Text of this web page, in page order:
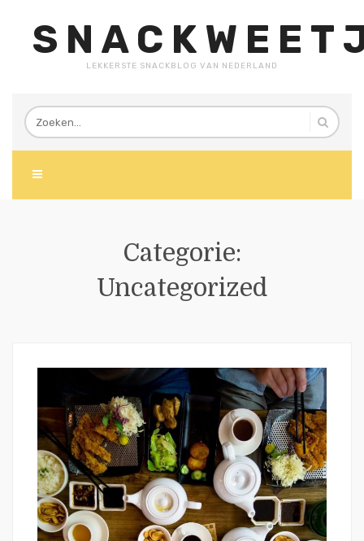
LEKKERSTE SNACKBLOG VAN NEDERLAND
Categorie:
Uncategorized